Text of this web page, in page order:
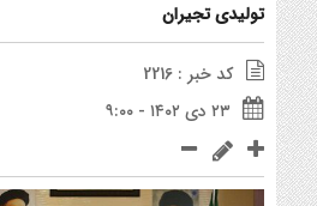
تولیدی تجیران
کد خبر : 2216
۲۳ دی ۱۴۰۲ - ۹:۰۰